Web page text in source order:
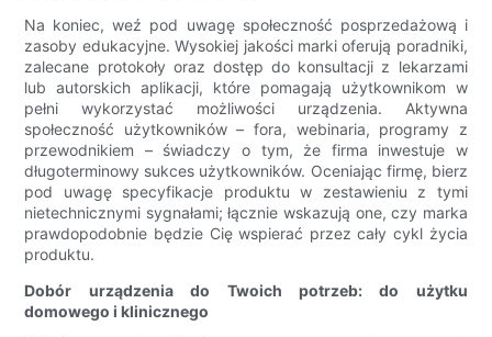
Na koniec, weź pod uwagę społeczność posprzedażową i
zasoby edukacyjne. Wysokiej jakości marki oferują poradniki,
zalecane protokoły oraz dostęp do konsultacji z lekarzami
lub autorskich aplikacji, które pomagają użytkownikom w
pełni wykorzystać możliwości urządzenia. Aktywna
społeczność użytkowników – fora, webinaria, programy z
przewodnikiem – świadczy o tym, że firma inwestuje w
długoterminowy sukces użytkowników. Oceniając firmę, bierz
pod uwagę specyfikacje produktu w zestawieniu z tymi
nietechnicznymi sygnałami; łącznie wskazują one, czy marka
prawdopodobnie będzie Cię wspierać przez cały cykl życia
produktu.
Dobór urządzenia do Twoich potrzeb: do użytku
domowego i klinicznego